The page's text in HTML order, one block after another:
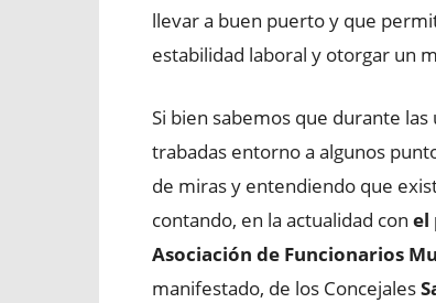
llevar a buen puerto y que
estabilidad laboral y otorgar un
Si bien sabemos que durante
trabadas entorno a algunos
de miras y entendiendo que
contando, en la actualidad con el
Asociación de Funcionarios
manifestado, de los Concejales